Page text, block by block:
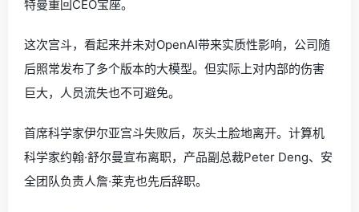
特曼重回CEO宝座。
这次宫斗，看起来并未对OpenAI带来实质性影响，公司随
后照常发布了多个版本的大模型。但实际上对内部的伤害
巨大，人员流失也不可避免。
首席科学家伊尔亚宫斗失败后，灰头土脸地离开。计算机
科学家约翰·舒尔曼宣布离职，产品副总裁Peter Deng、安
全团队负责人詹·莱克也先后辞职。